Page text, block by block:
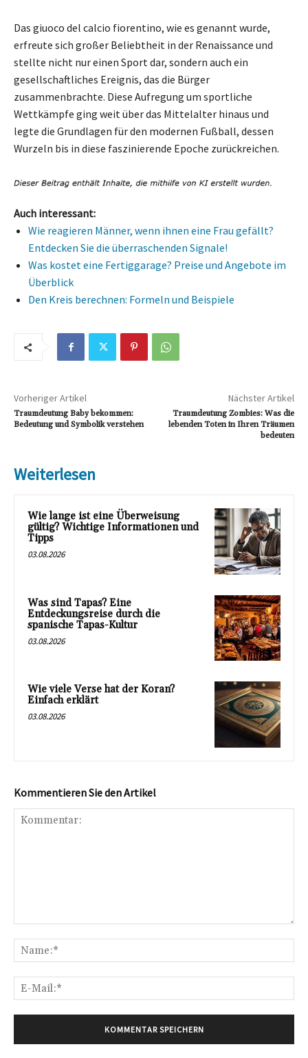
Das giuoco del calcio fiorentino, wie es genannt wurde,
erfreute sich großer Beliebtheit in der Renaissance und
stellte nicht nur einen Sport dar, sondern auch ein
gesellschaftliches Ereignis, das die Bürger
zusammenbrachte. Diese Aufregung um sportliche
Wettkämpfe ging weit über das Mittelalter hinaus und
legte die Grundlagen für den modernen Fußball, dessen
Wurzeln bis in diese faszinierende Epoche zurückreichen.
Auch interessant:
Wie reagieren Männer, wenn ihnen eine Frau gefällt?
Entdecken Sie die überraschenden Signale!
Was kostet eine Fertiggarage? Preise und Angebote im
Überblick
Den Kreis berechnen: Formeln und Beispiele
Vorheriger Artikel
Traumdeutung Baby bekommen:
Bedeutung und Symbolik verstehen
Nächster Artikel
Traumdeutung Zombies: Was die
lebenden Toten in Ihren Träumen
bedeuten
Weiterlesen
Wie lange ist eine Überweisung
gültig? Wichtige Informationen und
Tipps
03.08.2026
Was sind Tapas? Eine
Entdeckungsreise durch die
spanische Tapas-Kultur
03.08.2026
Wie viele Verse hat der Koran?
Einfach erklärt
03.08.2026
Kommentieren Sie den Artikel